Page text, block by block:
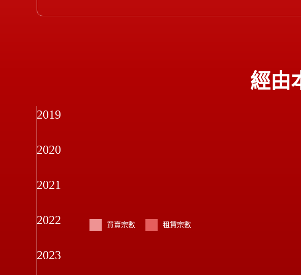
經由
2019
2020
2021
2022
2023
共92宗成交 （租賃81宗； 買賣9宗）
共118宗成交 （租賃104宗； 買賣14宗）
共88宗成交 （租賃70宗； 買賣18宗）
共102宗成交 （租賃81宗； 買賣21宗）
買賣宗數 租賃宗數